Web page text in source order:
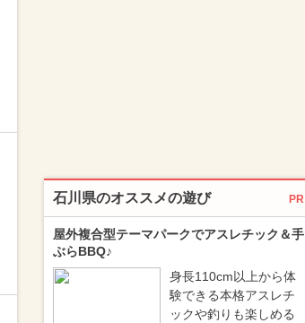
石川県のオススメの遊び PR
屋外複合型テーマパークでアスレチック＆手
ぶらBBQ♪
身長110cm以上から体
験できる本格アスレチ
ックや釣りも楽しめる